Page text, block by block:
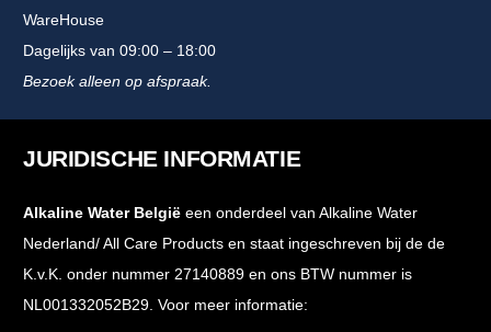
WareHouse
Dagelijks van 09:00 – 18:00
Bezoek alleen op afspraak.
JURIDISCHE INFORMATIE
Alkaline Water België een onderdeel van Alkaline Water
Nederland/ All Care Products en staat ingeschreven bij de de
K.v.K. onder nummer 27140889 en ons BTW nummer is
NL001332052B29. Voor meer informatie: